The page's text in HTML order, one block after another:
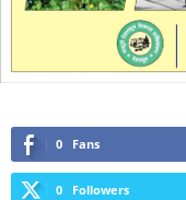
0 Fans
0 Followers